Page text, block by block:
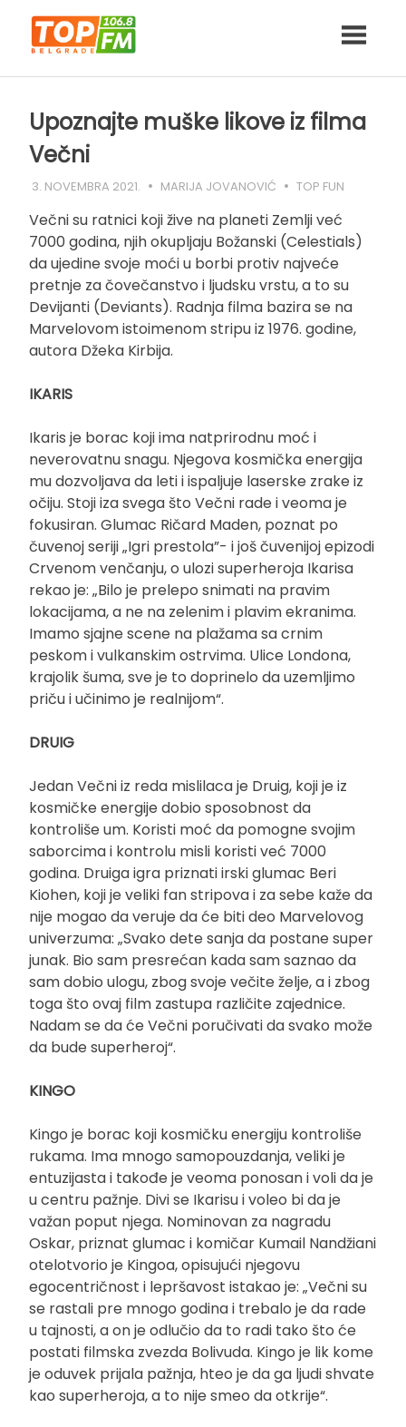
content
Upoznajte muške likove iz filma
Večni
3. NOVEMBRA 2021. MARIJA JOVANOVIĆ TOP FUN
Večni su ratnici koji žive na planeti Zemlji već
7000 godina, njih okupljaju Božanski (Celestials)
da ujedine svoje moći u borbi protiv najveće
pretnje za čovečanstvo i ljudsku vrstu, a to su
Devijanti (Deviants). Radnja filma bazira se na
Marvelovom istoimenom stripu iz 1976. godine,
autora Džeka Kirbija.
IKARIS
Ikaris je borac koji ima natprirodnu moć i
neverovatnu snagu. Njegova kosmička energija
mu dozvoljava da leti i ispaljuje laserske zrake iz
očiju. Stoji iza svega što Večni rade i veoma je
fokusiran. Glumac Ričard Maden, poznat po
čuvenoj seriji „Igri prestola”- i još čuvenijoj epizodi
Crvenom venčanju, o ulozi superheroja Ikarisa
rekao je: „Bilo je prelepo snimati na pravim
lokacijama, a ne na zelenim i plavim ekranima.
Imamo sjajne scene na plažama sa crnim
peskom i vulkanskim ostrvima. Ulice Londona,
krajolik šuma, sve je to doprinelo da uzemljimo
priču i učinimo je realnijom“.
DRUIG
Jedan Večni iz reda mislilaca je Druig, koji je iz
kosmičke energije dobio sposobnost da
kontroliše um. Koristi moć da pomogne svojim
saborcima i kontrolu misli koristi već 7000
godina. Druiga igra priznati irski glumac Beri
Kiohen, koji je veliki fan stripova i za sebe kaže da
nije mogao da veruje da će biti deo Marvelovog
univerzuma: „Svako dete sanja da postane super
junak. Bio sam presrećan kada sam saznao da
sam dobio ulogu, zbog svoje večite želje, a i zbog
toga što ovaj film zastupa različite zajednice.
Nadam se da će Večni poručivati da svako može
da bude superheroj“.
KINGO
Kingo je borac koji kosmičku energiju kontroliše
rukama. Ima mnogo samopouzdanja, veliki je
entuzijasta i takođe je veoma ponosan i voli da je
u centru pažnje. Divi se Ikarisu i voleo bi da je
važan poput njega. Nominovan za nagradu
Oskar, priznat glumac i komičar Kumail Nandžiani
otelotvorio je Kingoa, opisujući njegovu
egocentričnost i lepršavost istakao je: „Večni su
se rastali pre mnogo godina i trebalo je da rade
u tajnosti, a on je odlučio da to radi tako što će
postati filmska zvezda Bolivuda. Kingo je lik kome
je oduvek prijala pažnja, hteo je da ga ljudi shvate
kao superheroja, a to nije smeo da otkrije“.